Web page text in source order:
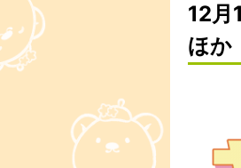
12月
ほか